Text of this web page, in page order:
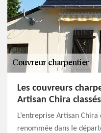
Les couvreurs
Artisan Chira
L’entreprise Artisan Chira
renommée dans le